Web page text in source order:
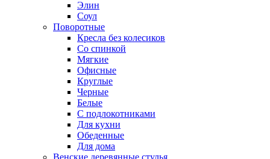
Элин
Соул
Поворотные
Кресла без колесиков
Со спинкой
Мягкие
Офисные
Круглые
Черные
Белые
С подлокотниками
Для кухни
Обеденные
Для дома